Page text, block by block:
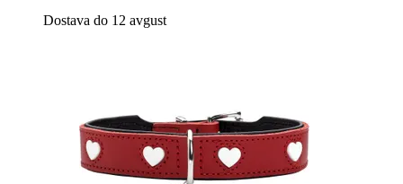
Dostava do 12 avgust